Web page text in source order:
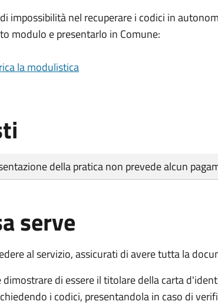
impossibilità nel recuperare i codici in
modulo e presentarlo in Comune:
la modulistica
pagamentodella pratica non prevede alcun
serve
al servizio, assicurati di avere tutta la
dimostrare di essere il titolare della carta
i codici, presentandola in caso di